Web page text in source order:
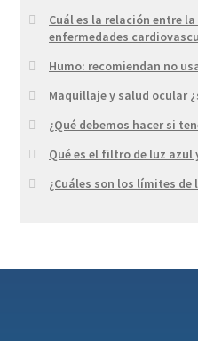
Cuál es la relación entre
enfermedades
Humo: recomiendan no
Maquillaje y salud ocular
¿Qué debemos hacer si
Qué es el filtro de luz azul
¿Cuáles son los límites de